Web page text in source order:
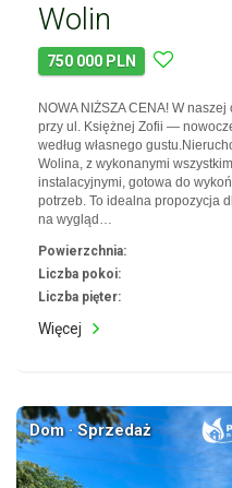
Wolin
750 000 PLN
NOWA NIŻSZA CENA! W
przy ul. Księżnej Zofii —
według własnego
Wolina, z wykonanymi
instalacyjnymi, gotowa do
potrzeb. To idealna propozycja
na wygląd…
Powierzchnia:
Liczba pokoi:
Liczba pięter:
Więcej
Dom · Sprzedaż